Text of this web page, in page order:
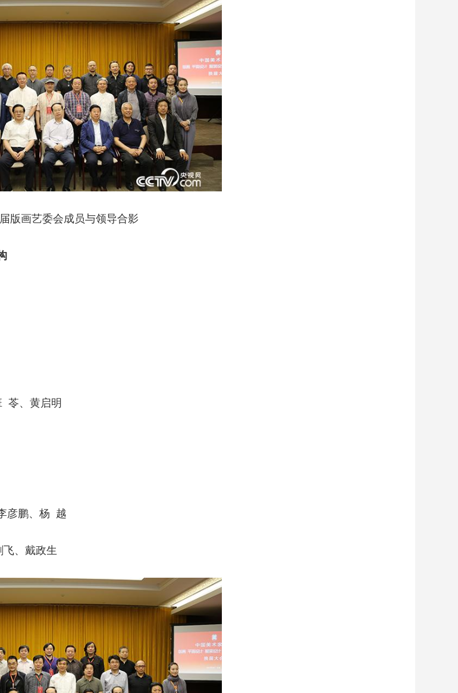
版画艺委会成员与领导合影
苓、黄启明
彦鹏、杨 越
、戴政生